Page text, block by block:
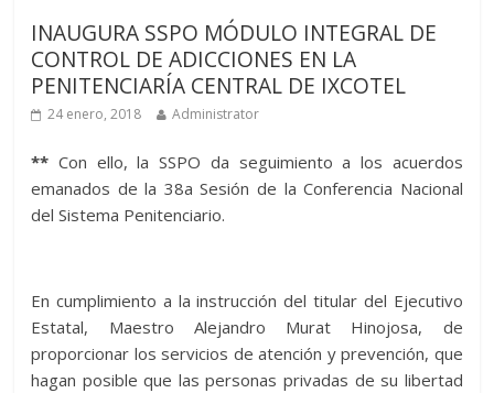
INAUGURA SSPO MÓDULO INTEGRAL DE
CONTROL DE ADICCIONES EN LA
PENITENCIARÍA CENTRAL DE IXCOTEL
24 enero, 2018 Administrator
**Con ello, la SSPO da seguimiento a los acuerdos
emanados de la 38a Sesión de la Conferencia Nacional
del Sistema Penitenciario.
En cumplimiento a la instrucción del titular del Ejecutivo
Estatal, Maestro Alejandro Murat Hinojosa, de
proporcionar los servicios de atención y prevención, que
hagan posible que las personas privadas de su libertad